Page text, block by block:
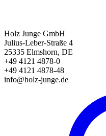
Holz Junge GmbH
Julius-Leber-Straße 4
25335 Elmshorn, DE
+49 4121 4878-0
+49 4121 4878-48
info@holz-junge.de